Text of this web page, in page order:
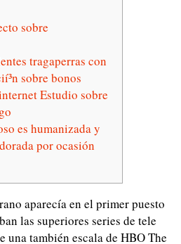
sobre
tragaperras con
sobre bonos
Estudio sobre
es humanizada y
por ocasión
aparecía en el primer puesto
las superiores series de tele
también escala de HBO The